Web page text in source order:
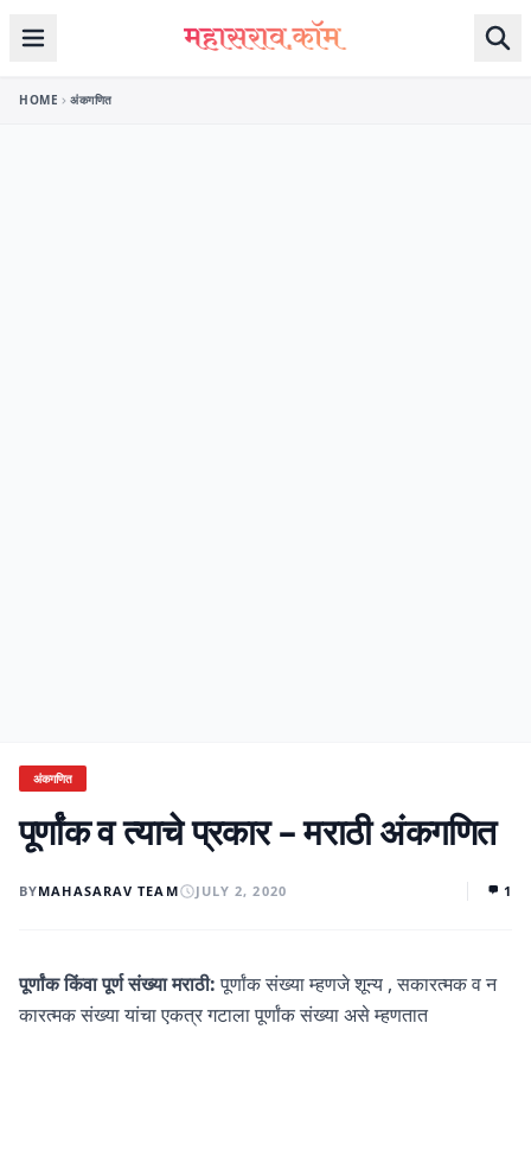
Skip to content
HOME अंकगणित
अंकगणित
पूर्णांक व त्याचे प्रकार – मराठी अंकगणित
BYMAHASARAV TEAM JULY 2, 2020 1
पूर्णांक किंवा पूर्ण संख्या मराठी:पूर्णांक संख्या म्हणजे शून्य , सकारत्मक व न
कारत्मक संख्या यांचा एकत्र गटाला पूर्णांक संख्या असे म्हणतात